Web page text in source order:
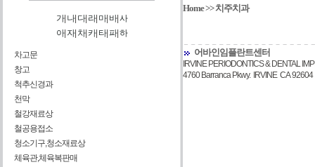
가| 나| 다| 라| 마| 바| 사
아| 자| 차| 카| 타| 파| 하
차고문
창고
척추신경과
천막
철강재료상
철공용접소
청소기구,청소재료상
체육관,체육복판매
Home>>치주치과
어바인임플란트센터
IRVINE PERIODONTICS & DENTAL
4760 Barranca Pkwy. IRVINE CA 92604